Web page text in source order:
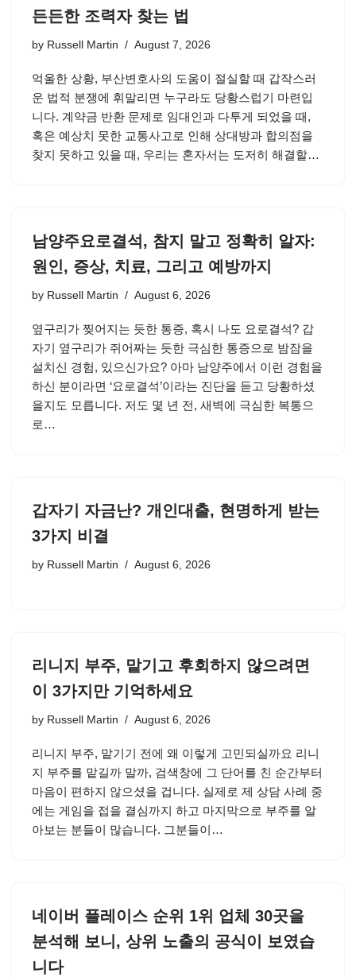
든든한 조력자 찾는 법
by Russell Martin August 7, 2026
억울한 상황, 부산변호사의 도움이 절실할 때 갑작스러
운 법적 분쟁에 휘말리면 누구라도 당황스럽기 마련입
니다. 계약금 반환 문제로 임대인과 다투게 되었을 때,
혹은 예상치 못한 교통사고로 인해 상대방과 합의점을
찾지 못하고 있을 때, 우리는 혼자서는 도저히 해결할…
남양주요로결석, 참지 말고 정확히 알자:
원인, 증상, 치료, 그리고 예방까지
by Russell Martin August 6, 2026
옆구리가 찢어지는 듯한 통증, 혹시 나도 요로결석? 갑
자기 옆구리가 쥐어짜는 듯한 극심한 통증으로 밤잠을
설치신 경험, 있으신가요? 아마 남양주에서 이런 경험을
하신 분이라면 ‘요로결석’이라는 진단을 듣고 당황하셨
을지도 모릅니다. 저도 몇 년 전, 새벽에 극심한 복통으
로…
갑자기 자금난? 개인대출, 현명하게 받는
3가지 비결
by Russell Martin August 6, 2026
리니지 부주, 맡기고 후회하지 않으려면
이 3가지만 기억하세요
by Russell Martin August 6, 2026
리니지 부주, 맡기기 전에 왜 이렇게 고민되실까요 리니
지 부주를 맡길까 말까, 검색창에 그 단어를 친 순간부터
마음이 편하지 않으셨을 겁니다. 실제로 제 상담 사례 중
에는 게임을 접을 결심까지 하고 마지막으로 부주를 알
아보는 분들이 많습니다. 그분들이…
네이버 플레이스 순위 1위 업체 30곳을
분석해 보니, 상위 노출의 공식이 보였습
니다